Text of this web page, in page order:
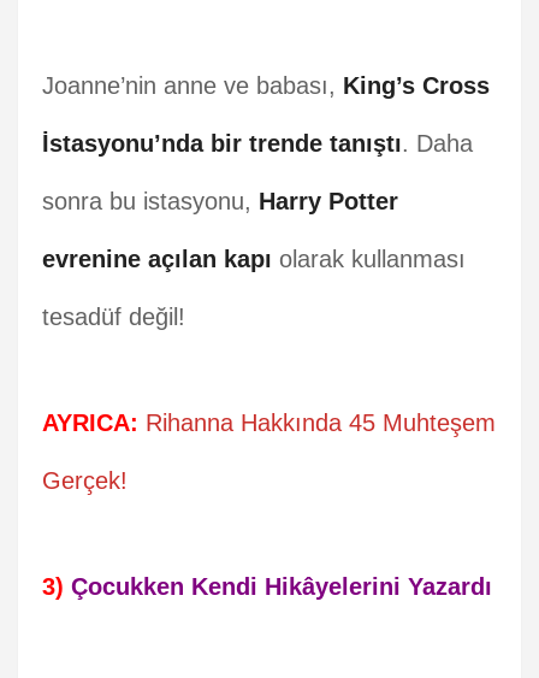
Joanne’nin anne ve babası, King’s Cross
İstasyonu’nda bir trende tanıştı. Daha
sonra bu istasyonu, Harry Potter
evrenine açılan kapı olarak kullanması
tesadüf değil!
AYRICA: Rihanna Hakkında 45 Muhteşem
Gerçek!
3) Çocukken Kendi Hikâyelerini Yazardı